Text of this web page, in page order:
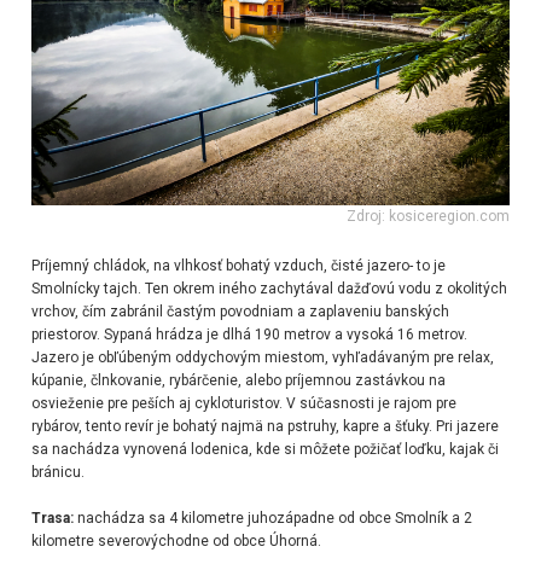
Zdroj: kosiceregion.com
Príjemný chládok, na vlhkosť bohatý vzduch, čisté jazero- to je
Smolnícky tajch. Ten okrem iného zachytával dažďovú vodu z okolitých
vrchov, čím zabránil častým povodniam a zaplaveniu banských
priestorov. Sypaná hrádza je dlhá 190 metrov a vysoká 16 metrov.
Jazero je obľúbeným oddychovým miestom, vyhľadávaným pre relax,
kúpanie, člnkovanie, rybárčenie, alebo príjemnou zastávkou na
osvieženie pre peších aj cykloturistov. V súčasnosti je rajom pre
rybárov, tento revír je bohatý najmä na pstruhy, kapre a šťuky. Pri jazere
sa nachádza vynovená lodenica, kde si môžete požičať loďku, kajak či
bránicu.
Trasa:nachádza sa 4 kilometre juhozápadne od obce Smolník a 2
kilometre severovýchodne od obce Úhorná.